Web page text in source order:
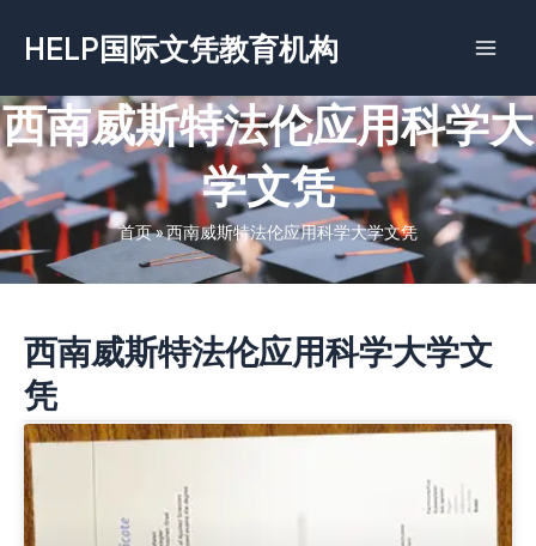
容
HELP国际文凭教育机构
西南威斯特法伦应用科学大
学文凭
首页»西南威斯特法伦应用科学大学文凭
西南威斯特法伦应用科学大学文
凭